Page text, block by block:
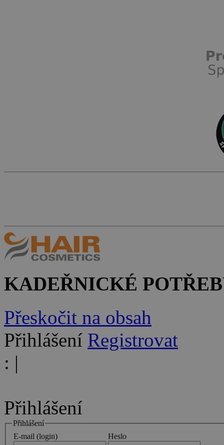
KADEŘNICKÉ
Přeskočit na obsah
Přihlášení Registrovat
: |
Přihlášení
Přihlášení
E-mail (login)
Heslo